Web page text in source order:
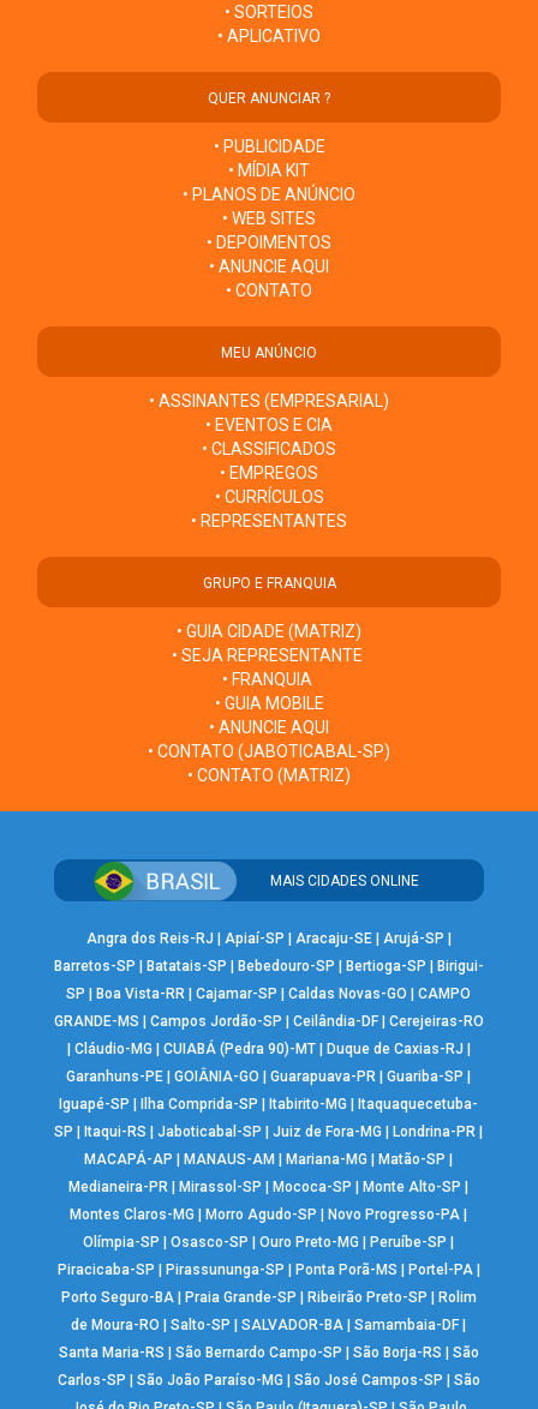
• SORTEIOS
• APLICATIVO
QUER ANUNCIAR ?
• PUBLICIDADE
• MÍDIA KIT
• PLANOS DE ANÚNCIO
• WEB SITES
• DEPOIMENTOS
• ANUNCIE AQUI
• CONTATO
MEU ANÚNCIO
• ASSINANTES (EMPRESARIAL)
• EVENTOS E CIA
• CLASSIFICADOS
• EMPREGOS
• CURRÍCULOS
• REPRESENTANTES
GRUPO E FRANQUIA
• GUIA CIDADE (MATRIZ)
• SEJA REPRESENTANTE
• FRANQUIA
• GUIA MOBILE
• ANUNCIE AQUI
• CONTATO (JABOTICABAL-SP)
• CONTATO (MATRIZ)
MAIS CIDADES ONLINE
Angra dos Reis-RJ Apiaí-SP Aracaju-SE| Arujá-SP
Barretos-SP
Batatais-SP Bebedouro-SP Bertioga-SP
Birigui-
SP
Boa Vista-RR |Cajamar-SP |Caldas Novas-GO |CAMPO
GRANDE-MS
Campos Jordão-SP Ceilândia-DF| Cerejeiras-RO
Cláudio-MG CUIABÁ (Pedra 90)-MT| Duque de Caxias-RJ
Garanhuns-PE |GOIÂNIA-GO |Guarapuava-PR |Guariba-SP
Iguapé-SP
Ilha Comprida-SP Itabirito-MG
Itaquaquecetuba-
SP
Itaqui-RS |Jaboticabal-SP |Juiz de Fora-MG Londrina-PR
MACAPÁ-AP
MANAUS-AM Mariana-MG Matão-SP
Medianeira-PR
Mirassol-SP Mococa-SP Monte Alto-SP
Montes Claros-MG
Morro Agudo-SP Novo Progresso-PA
Olímpia-SP
|Osasco-SP |Ouro Preto-MG Peruíbe-SP
Piracicaba-SP
Pirassununga-SP Ponta Porã-MS Portel-PA|
Porto Seguro-BA| Praia Grande-SP Ribeirão Preto-SP
Rolim
de Moura-RO
|Salto-SP |SALVADOR-BA |Samambaia-DF
Santa Maria-RS
São Bernardo Campo-SP São Borja-RS
São
Carlos-SP
São João Paraíso-MG São José Campos-SP
São